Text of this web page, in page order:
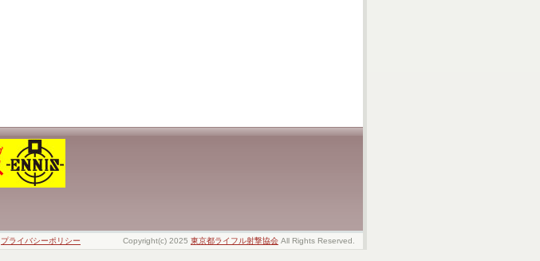
プライバシーポリシー Copyright(c) 2025 東京都ライフル射撃協会 All Rights Reserved.